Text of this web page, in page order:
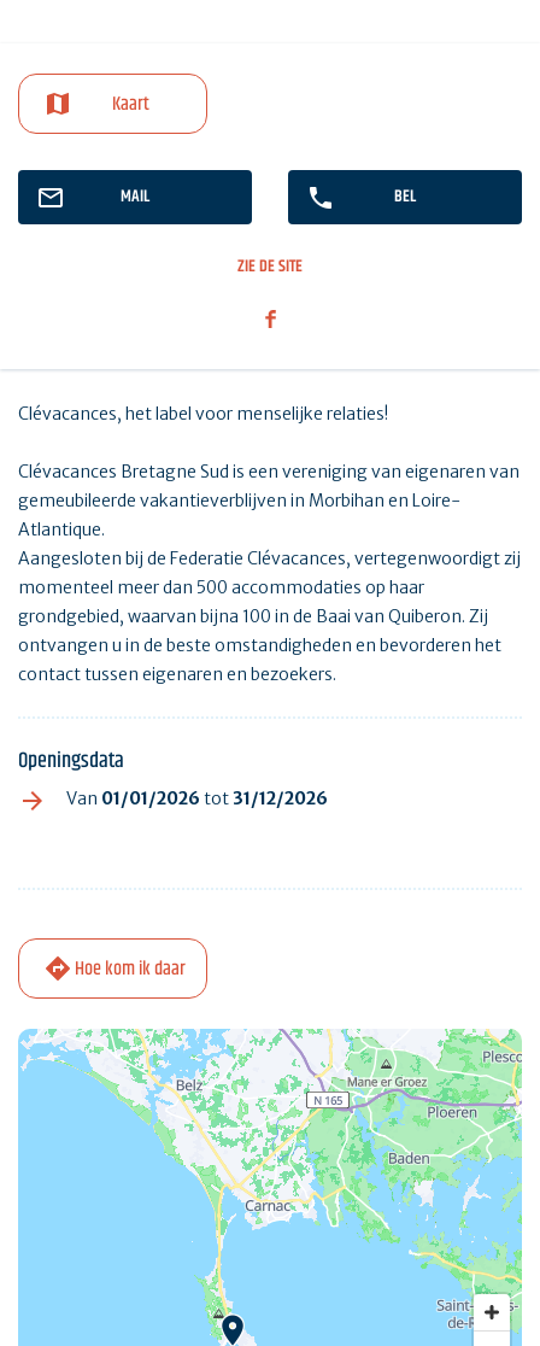
Kaart
MAIL BEL
ZIE DE SITE
Clévacances, het label voor menselijke relaties!
Clévacances Bretagne Sud is een vereniging van eigenaren van
gemeubileerde vakantieverblijven in Morbihan en Loire-
Atlantique.
Aangesloten bij de Federatie Clévacances, vertegenwoordigt zij
momenteel meer dan 500 accommodaties op haar
grondgebied, waarvan bijna 100 in de Baai van Quiberon. Zij
ontvangen u in de beste omstandigheden en bevorderen het
contact tussen eigenaren en bezoekers.
Openingsdata
Van 01/01/2026 tot31/12/2026
Hoe kom ik daar